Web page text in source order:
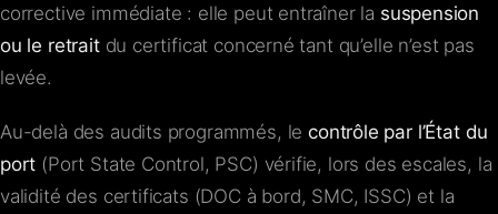
corrective immédiate : elle peut entraîner la suspension
ou le retraitdu certificat concerné tant qu’elle n’est pas
levée.
Au-delà des audits programmés, lecontrôle par l’État du
port (Port State Control, PSC) vérifie, lors des escales, la
validité des certificats (DOC à bord, SMC, ISSC) et la